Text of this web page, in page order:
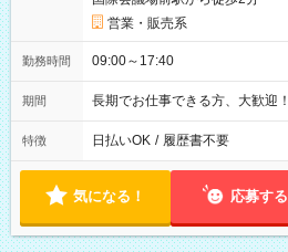
営業・販売系
勤務時間 09:00～17:40
期間 長期でお仕事できる方、大歓迎！
特徴 日払いOK / 履歴書不要
気になる！ 応募する